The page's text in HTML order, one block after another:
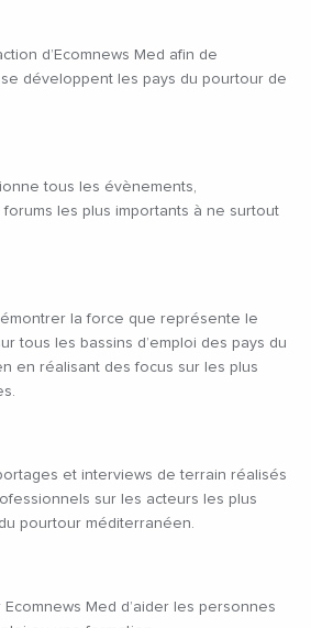
d’Ecomnews Med afin de
développent les pays du pourtour de
tous les évènements,
forums les plus importants à ne surtout
la force que représente le
tous les bassins d’emploi des pays du
en réalisant des focus sur les plus
et interviews de terrain réalisés
sur les acteurs les plus
pourtour méditerranéen.
Med d’aider les personnes